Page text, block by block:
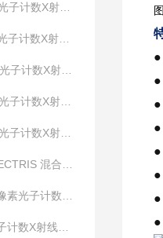
X射线探测器
X射线探测器
数X射线探测器
X射线探测器
X射线探测器
子计数X射线探测器
数X射线探测器
X射线探测器